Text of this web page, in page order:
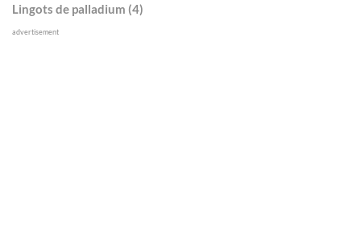
Lingots de palladium (4)
advertisement